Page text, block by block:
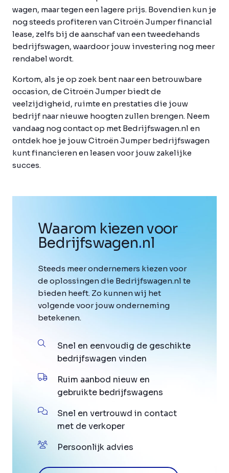
wagen, maar tegen een lagere prijs. Bovendien kun je
nog steeds profiteren van Citroën Jumper financial
lease, zelfs bij de aanschaf van een tweedehands
bedrijfswagen, waardoor jouw investering nog meer
rendabel wordt.
Kortom, als je op zoek bent naar een betrouwbare
occasion, de Citroën Jumper biedt de
veelzijdigheid, ruimte en prestaties die jouw
bedrijf naar nieuwe hoogten zullen brengen. Neem
vandaag nog contact op met Bedrijfswagen.nl en
ontdek hoe je jouw Citroën Jumper bedrijfswagen
kunt financieren en leasen voor jouw zakelijke
succes.
Waarom kiezen voor
Bedrijfswagen.nl
Steeds meer ondernemers kiezen voor
de oplossingen die Bedrijfswagen.nl te
bieden heeft. Zo kunnen wij het
volgende voor jouw onderneming
betekenen.
Snel en eenvoudig de geschikte
bedrijfswagen vinden
Ruim aanbod nieuw en
gebruikte bedrijfswagens
Snel en vertrouwd in contact
met de verkoper
Persoonlijk advies